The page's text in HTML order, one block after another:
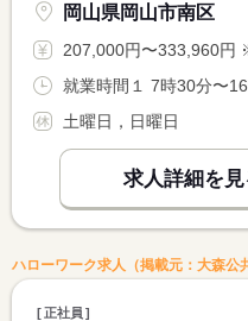
岡山県岡山市南区
207,000円〜333,960円 ※フルタイム求人の場合は月
土曜日，日曜日
求人詳細を見
ハローワーク求人（掲載元：大森公
正社員